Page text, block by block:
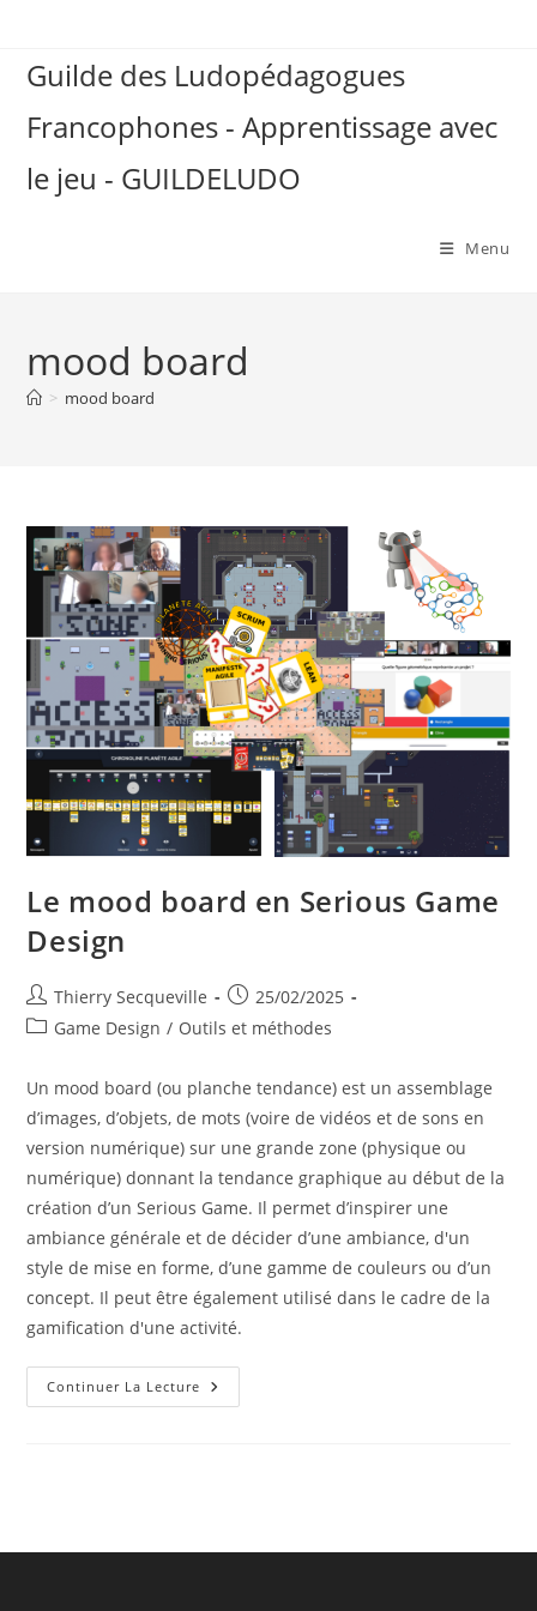
contentGuilde des Ludopédagogues
Francophones - Apprentissage avec
le jeu - GUILDELUDO
Menu
mood board
> mood board
Le mood board en Serious Game
Design
Auteur/autrice
de
Thierry Secqueville
Publication
publiée :
25/02/2025
PostGame Design / Outils et méthodes
Un mood board (ou planche tendance) est un assemblage
d’images, d’objets, de mots (voire de vidéos et de sons en
version numérique) sur une grande zone (physique ou
numérique) donnant la tendance graphique au début de la
création d’un Serious Game. Il permet d’inspirer une
ambiance générale et de décider d’une ambiance, d'un
style de mise en forme, d’une gamme de couleurs ou d’un
concept. Il peut être également utilisé dans le cadre de la
gamification d'une activité.
Continuer La Lecture Le
Mood